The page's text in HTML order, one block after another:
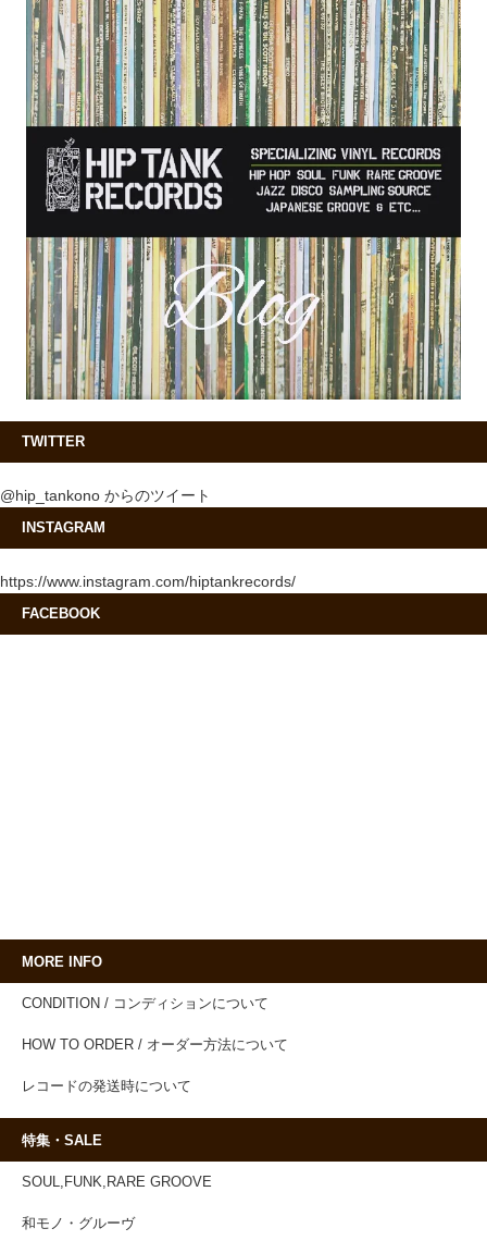
TWITTER
@hip_tankono からのツイート
INSTAGRAM
https://www.instagram.com/hiptankrecords/
FACEBOOK
MORE INFO
CONDITION / コンディションについて
HOW TO ORDER / オーダー方法について
レコードの発送時について
特集・SALE
SOUL,FUNK,RARE GROOVE
和モノ・グルーヴ